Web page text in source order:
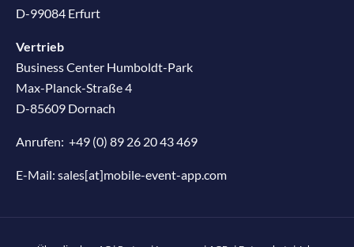
D-99084 Erfurt
Vertrieb
Business Center Humboldt-Park
Max-Planck-Straße 4
D-85609 Dornach
Anrufen: +49 (0) 89 26 20 43 469
E-Mail: sales[at]mobile-event-app.com